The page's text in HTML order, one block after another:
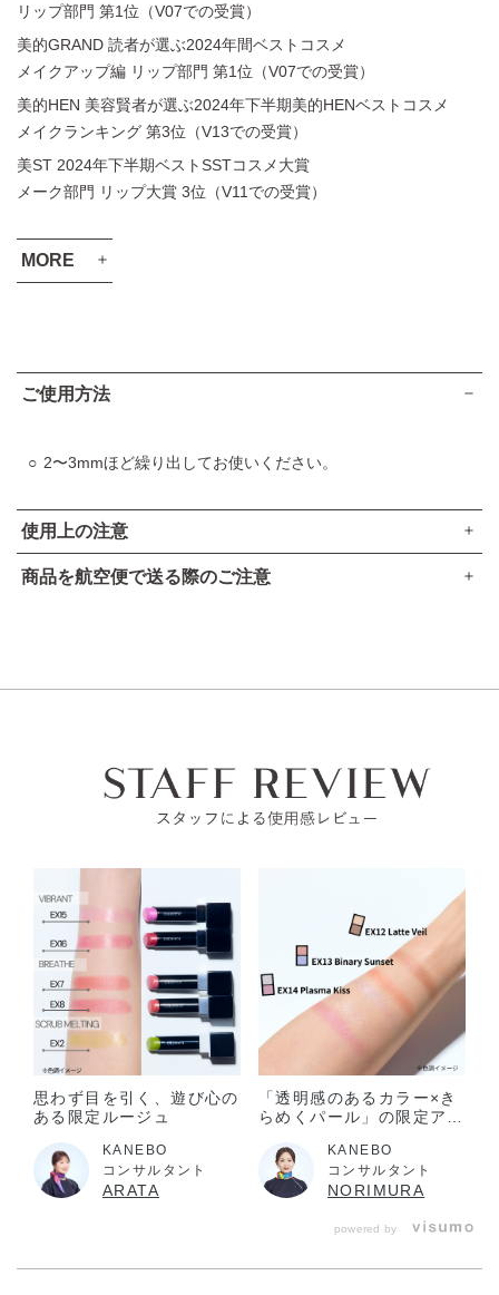
リップ部門 第1位（V07での受賞）
美的GRAND 読者が選ぶ2024年間ベストコスメ
メイクアップ編 リップ部門 第1位（V07での受賞）
美的HEN 美容賢者が選ぶ2024年下半期美的HENベストコスメ
メイクランキング 第3位（V13での受賞）
美ST 2024年下半期ベストSSTコスメ大賞
メーク部門 リップ大賞 3位（V11での受賞）
MORE
VOCE 2024年上半期 ベストコスメ
口紅部門 第3位（V02での受賞）
VOCE 2024年上半期 読者が選ぶベストコスメ
リップ部門 第3位
MAQUIA ベストコスメ 2024上半期
美的 美容賢者が選ぶ2024年上半期ベストコスメ
美的HEN 2024年美的HEN上半期ベストコスメ
メイクランキング 第1位（V07での受賞）
位（V07での受賞）
美的GRAND 美容賢者が選ぶ2024上半期ベストコスメ
リップ部
門 第1位（V07での受賞）
美的GRAND 読者が選ぶ2024上半期ベストコスメ
リップ部門 第1位（V07での受賞）
美ST 2024年上半期ベストSSTコスメ
メーク大賞 1位（V07での受賞）
美ST 2024年上半期ベストSSTコスメ
リップ賞 1位（V07での受賞）
リップ部門 1位
éclat 2024年上半期 大人の肌を輝かせるéclatベストコスメ大賞
ご使用方法
2〜3mmほど繰り出してお使いください。
使用上の注意
使用中、赤み、はれ、かゆみ、刺激等の異常があらわれた時
は使用を中止し、皮フ科医へのご相談をおすすめします。そ
のままご使用を続けると症状が悪化することがあります。
子供や認知症の方などの誤食等を防ぐため、置き場所にご注
意ください。
商品を航空便で送る際のご注意
アルコール24％以下
思わず目を引く、遊び心の
ある限定ルージュ
KANEBO
コンサルタント
ARATA
「透明感のあるカラー×き
らめくパール」の限定アイ
KANEBO
コンサルタント
NORIMURA
powered by